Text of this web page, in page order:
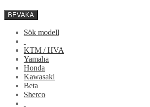
BEVAKA
Sök modell
KTM / HVA
Yamaha
Honda
Kawasaki
Beta
Sherco